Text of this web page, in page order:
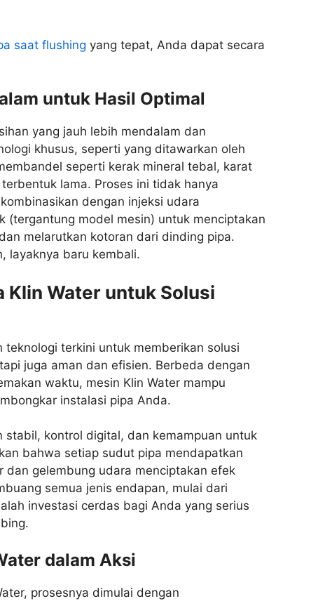
saat flushing yang tepat, Anda dapat secara
untuk Hasil Optimal
yang jauh lebih mendalam dan
khusus, seperti yang ditawarkan oleh
seperti kerak mineral tebal, karat
lama. Proses ini tidak hanya
dengan injeksi udara
model mesin) untuk menciptakan
melarutkan kotoran dari dinding pipa.
layaknya baru kembali.
Klin Water untuk Solusi
terkini untuk memberikan solusi
juga aman dan efisien. Berbeda dengan
waktu, mesin Klin Water mampu
instalasi pipa Anda.
kontrol digital, dan kemampuan untuk
bahwa setiap sudut pipa mendapatkan
dan gelembung udara menciptakan efek
semua jenis endapan, mulai dari
investasi cerdas bagi Anda yang serius
dalam Aksi
prosesnya dimulai dengan